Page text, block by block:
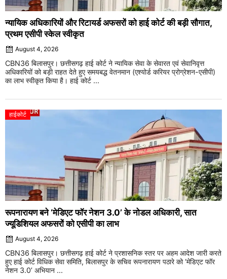
न्यायिक अधिकारियों और रिटायर्ड अफसरों को हाई कोर्ट की बड़ी सौगात,
प्रथम एसीपी स्केल स्वीकृत
August 4, 2026
CBN36 बिलासपुर। छत्तीसगढ़ हाई कोर्ट ने न्यायिक सेवा के सेवारत एवं सेवानिवृत्त
अधिकारियों को बड़ी राहत देते हुए समयबद्ध वेतनमान (एश्योर्ड करियर प्रोग्रेशन-एसीपी)
का लाभ स्वीकृत किया है। हाई कोर्ट ...
हाईकोर्ट
रूपनारायण बने ‘मेडिएट फॉर नेशन 3.0’ के नोडल अधिकारी, सात
ज्यूडिशियल अफसरों को एसीपी का लाभ
August 4, 2026
CBN36 बिलासपुर। छत्तीसगढ़ हाई कोर्ट ने प्रशासनिक स्तर पर अहम आदेश जारी करते
हुए हाई कोर्ट विधिक सेवा समिति, बिलासपुर के सचिव रूपनारायण पठारे को ‘मेडिएट फॉर
नेशन 3.0’ अभियान ...